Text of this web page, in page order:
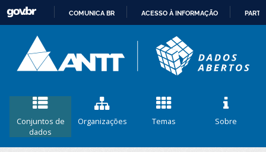
CONTEÚDO
COMUNICA BR ACESSO À INFORMAÇÃO
Conjuntos de
dados
Organizações Temas Sobre